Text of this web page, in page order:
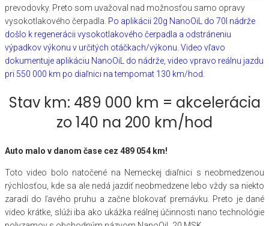
prevodovky. Preto som uvažoval nad možnosťou samo opravy
vysokotlakového čerpadla. Po aplikácii 20g NanoOiL do 70l nádrže
došlo k regenerácii vysokotlakového čerpadla a odstráneniu
výpadkov výkonu v určitých otáčkach/výkonu. Video vľavo
dokumentuje aplikáciu NanoOiL do nádrže, video vpravo reálnu jazdu
pri 550 000 km po diaľnici na tempomat 130 km/hod.
Stav km: 489 000 km = akcelerácia
zo 140 na 200 km/hod
Auto malo v danom čase cez 489 054 km!
Toto video bolo natočené na Nemeckej diaľnici s neobmedzenou
rýchlosťou, kde sa ale nedá jazdiť neobmedzene lebo vždy sa niekto
zaradí do ľavého pruhu a začne blokovať premávku. Preto je dané
video krátke, slúži iba ako ukážka reálnej účinnosti nano technológie